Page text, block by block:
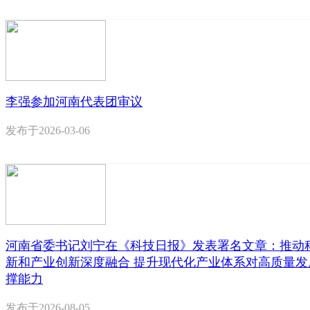
李强参加河南代表团审议
发布于2026-03-06
河南省委书记刘宁在《科技日报》发表署名文章：推动
新和产业创新深度融合 提升现代化产业体系对高质量
撑能力
发布于2026-08-05